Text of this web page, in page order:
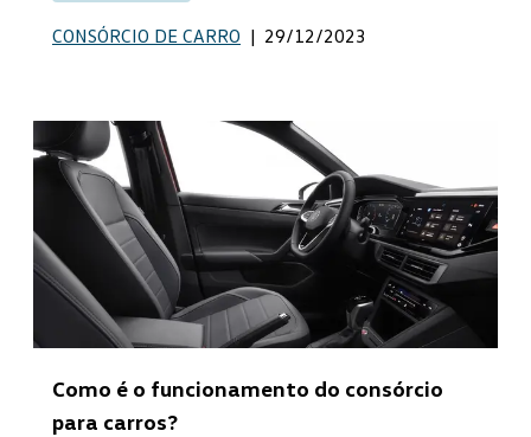
CONSÓRCIO DE CARRO | 29/12/2023
Como é o funcionamento do consórcio
para carros?